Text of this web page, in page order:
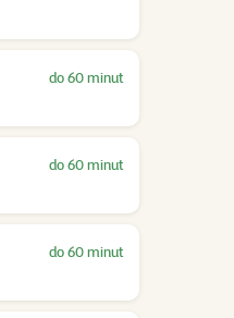
do 60 minut
do 60 minut
do 60 minut